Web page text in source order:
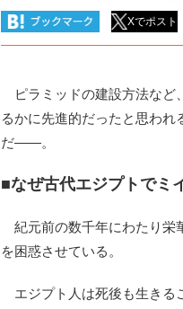
Xでポスト
ピラミッドの建設方法など
るかに先進的だったと思わ
だ――。
■なぜ古代エジプトでミ
紀元前の数千年にわたり栄
を困惑させている。
エジプト人は死後も生きる